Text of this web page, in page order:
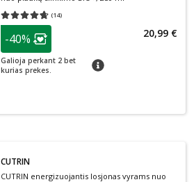
(14)
Vidutinis įvertinimas 4.64
patarimas
Lojalumo klubo narių nuolaida
-40%
Galioja perkant 2 bet
kurias prekes.
patarimas
20,99 €
CUTRIN
CUTRIN energizuojantis losjonas vyrams nuo